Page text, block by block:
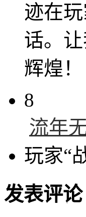
迹在
话。
辉煌！
8
流年
玩家“
发表评论